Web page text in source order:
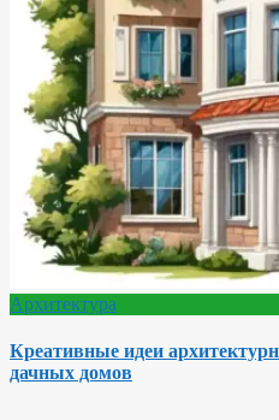
Архитектура
Креативные идеи
дачных домов